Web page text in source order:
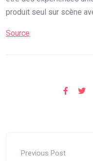
produit seul sur scène
Source
Previous Post